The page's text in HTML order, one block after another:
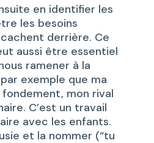
en identifier les
les besoins
derrière. Ce
aussi être essentiel
ramener à la
exemple que ma
mon rival
C’est un travail
avec les enfants.
et la nommer (“tu